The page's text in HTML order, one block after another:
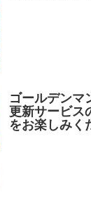
ゴールデンマ
更新サービス
をお楽しみく